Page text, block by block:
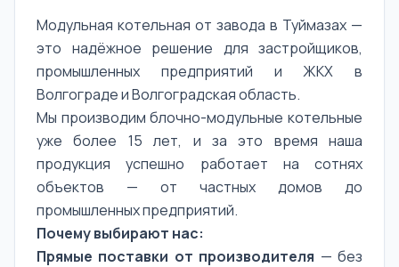
Модульная котельная от завода в Туймазах —
это надёжное решение для застройщиков,
промышленных предприятий и ЖКХ в
Волгограде и Волгоградская область.
Мы производим блочно-модульные котельные
уже более 15 лет, и за это время наша
продукция успешно работает на сотнях
объектов — от частных домов до
промышленных предприятий.
Почему выбирают нас:
Прямые поставки от производителя — без